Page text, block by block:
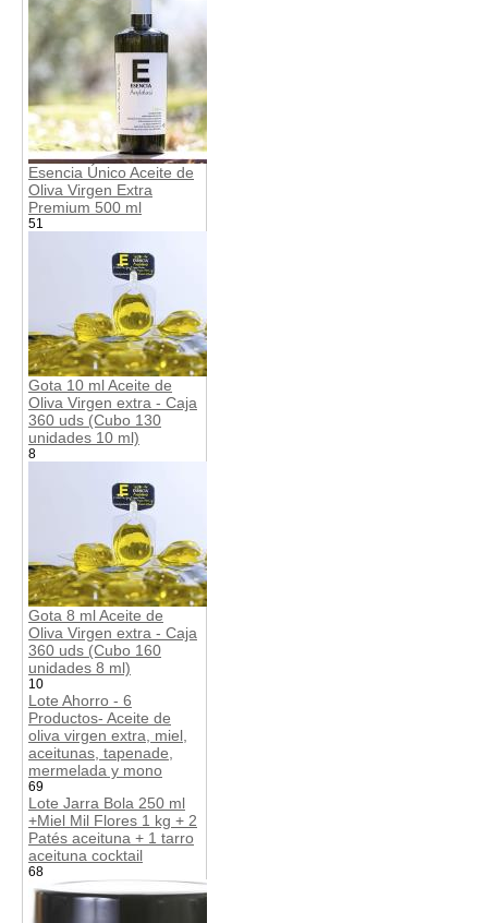
Esencia Único Aceite de
Oliva Virgen Extra
Premium 500 ml
51
Gota 10 ml Aceite de
Oliva Virgen extra - Caja
360 uds (Cubo 130
unidades 10 ml)
8
Gota 8 ml Aceite de
Oliva Virgen extra - Caja
360 uds (Cubo 160
unidades 8 ml)
10
Lote Ahorro - 6
Productos- Aceite de
oliva virgen extra, miel,
aceitunas, tapenade,
mermelada y mono
69
Lote Jarra Bola 250 ml
+Miel Mil Flores 1 kg + 2
Patés aceituna + 1 tarro
aceituna cocktail
68